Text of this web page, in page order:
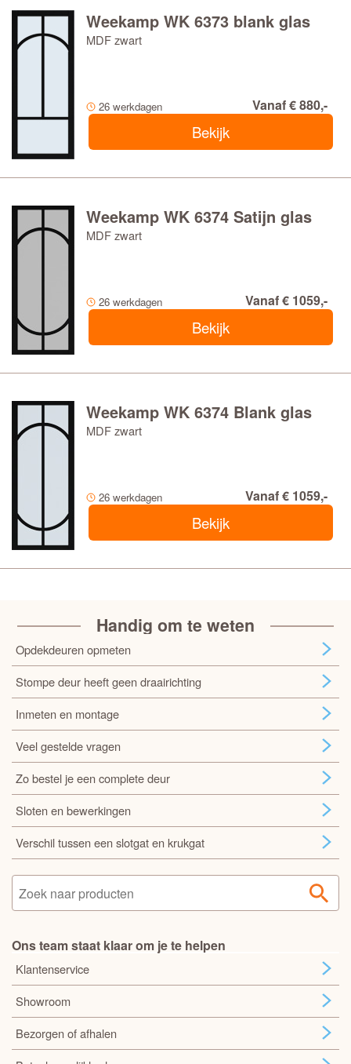
Weekamp WK 6373 blank glas
MDF zwart
26 werkdagen Vanaf € 880,-
Bekijk
Weekamp WK 6374 Satijn glas
MDF zwart
26 werkdagen Vanaf € 1059,-
Bekijk
Weekamp WK 6374 Blank glas
MDF zwart
26 werkdagen Vanaf € 1059,-
Bekijk
Handig om te weten
Opdekdeuren opmeten
Stompe deur heeft geen draairichting
Inmeten en montage
Veel gestelde vragen
Zo bestel je een complete deur
Sloten en bewerkingen
Verschil tussen een slotgat en krukgat
Ons team staat klaar om je te helpen
Klantenservice
Showroom
Bezorgen of afhalen